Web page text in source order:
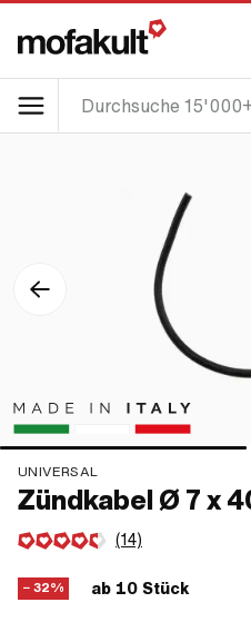
UNIVERSAL
Zündkabel Ø 7 x
(14)
− 32% ab 10 Stück